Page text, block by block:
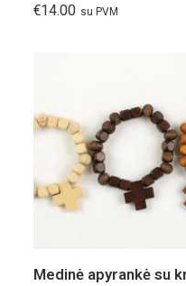
€14.00 su PVM
Medinė apyrankė su